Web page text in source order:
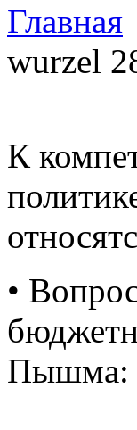
Главная
wurzel
К
•
Пышма: